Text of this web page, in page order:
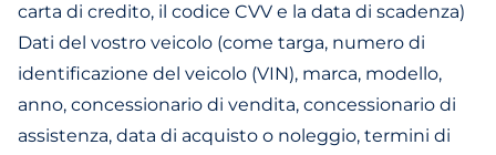
carta di credito, il codice CVV e la data di scadenza)
Dati del vostro veicolo (come targa, numero di
identificazione del veicolo (VIN), marca, modello,
anno, concessionario di vendita, concessionario di
assistenza, data di acquisto o noleggio, termini di